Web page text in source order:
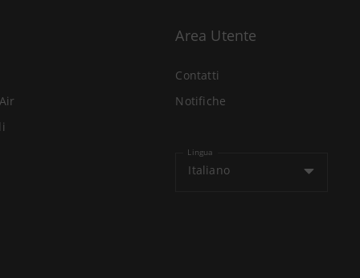
Area Utente
Contatti
Notifiche
Lingua
Italiano